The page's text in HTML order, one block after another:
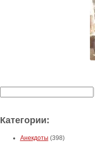
Категории:
Анекдоты (398)